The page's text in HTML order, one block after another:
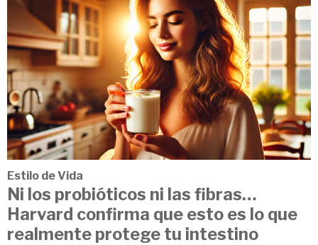
Estilo de Vida
Ni los probióticos ni las fibras…
Harvard confirma que esto es lo que
realmente protege tu intestino